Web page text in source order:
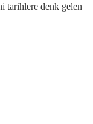
tarihlere denk gelen